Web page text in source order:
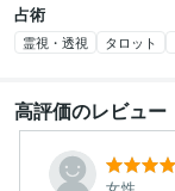
占術
霊視・透視 タロット
高評価のレビュー
女性